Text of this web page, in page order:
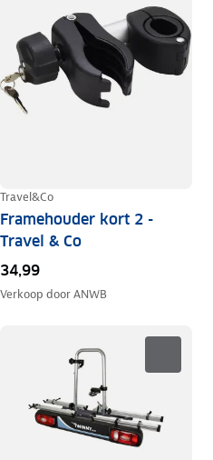
Travel&Co
Framehouder kort 2 -
Travel & Co
34,99
Verkoop doorANWB